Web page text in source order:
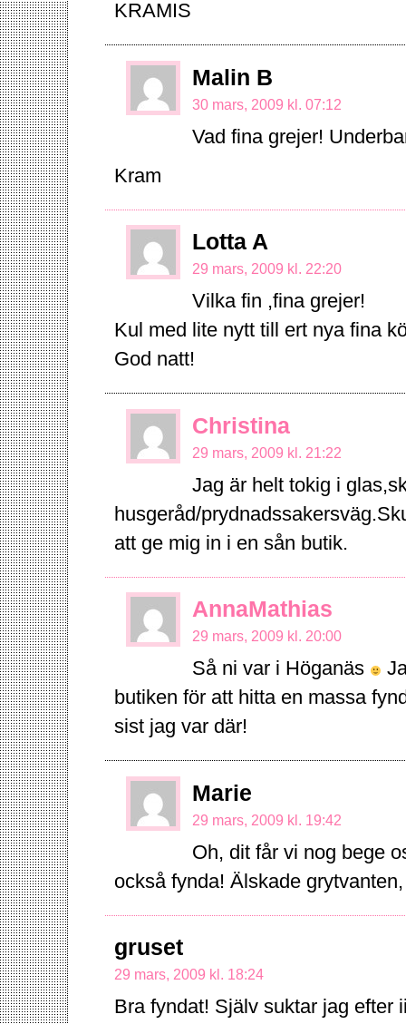
KRAMIS
Malin B
30 mars, 2009 kl. 07:12
Vad fina grejer!
Kram
Lotta A
29 mars, 2009 kl. 22:20
Vilka fin ,fina grejer!
Kul med lite nytt till ert nya
God natt!
Christina
29 mars, 2009 kl. 21:22
Jag är helt tokig i
husgeråd/
att ge mig in i en sån butik.
AnnaMathias
29 mars, 2009 kl. 20:00
Så ni var i Höganäs
butiken för att hitta en massa
sist jag var där!
Marie
29 mars, 2009 kl. 19:42
Oh, dit får vi nog bege
också fynda! Älskade
gruset
29 mars, 2009 kl. 18:24
Bra fyndat! Själv suktar jag efter